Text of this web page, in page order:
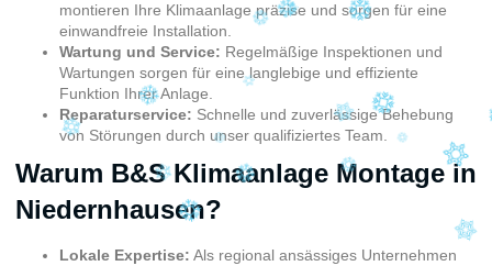
montieren Ihre Klimaanlage präzise und sorgen für eine
einwandfreie Installation.
Wartung und Service: Regelmäßige Inspektionen und
Wartungen sorgen für eine langlebige und effiziente
Funktion Ihrer Anlage.
Reparaturservice: Schnelle und zuverlässige Behebung
von Störungen durch unser qualifiziertes Team.
Warum B&S Klimaanlage Montage in
Niedernhausen?
Lokale Expertise: Als regional ansässiges Unternehmen